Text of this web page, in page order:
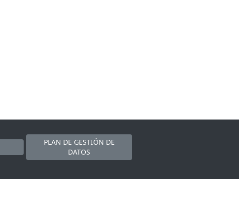
PLAN DE GESTIÓN DE
DATOS